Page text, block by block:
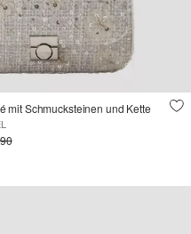
mit Schmucksteinen und Kette